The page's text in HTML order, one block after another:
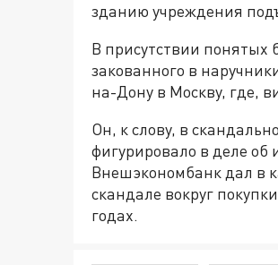
зданию учреждения
В присутствии понятых
закованного в
на-Дону в Москву, где,
Он, к слову, в
фигурировало в деле об
Внешэкономбанк дал в
скандале вокруг
годах.